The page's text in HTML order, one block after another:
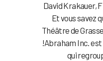
David Krakauer,
Et vous savez
Théâtre de
!Abraham Inc.
qui